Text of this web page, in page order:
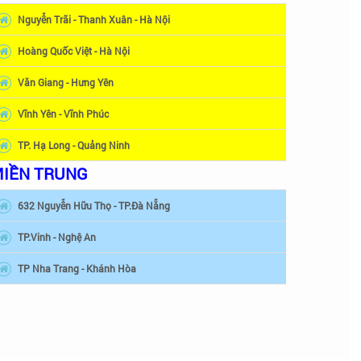
Nguyễn Trãi - Thanh Xuân - Hà Nội
Hoàng Quốc Việt - Hà Nội
Văn Giang - Hưng Yên
Vĩnh Yên - Vĩnh Phúc
TP. Hạ Long - Quảng Ninh
TRUNG
632 Nguyễn Hữu Thọ - TP.Đà Nẵng
TP.Vinh - Nghệ An
TP Nha Trang - Khánh Hòa